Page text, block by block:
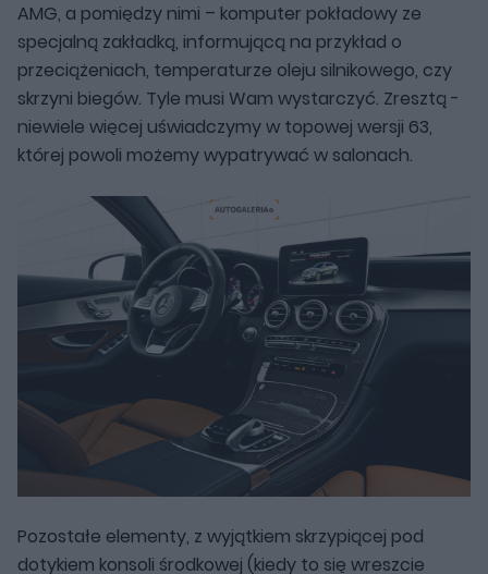
AMG, a pomiędzy nimi – komputer pokładowy ze
specjalną zakładką, informującą na przykład o
przeciążeniach, temperaturze oleju silnikowego, czy
skrzyni biegów. Tyle musi Wam wystarczyć. Zresztą -
niewiele więcej uświadczymy w topowej wersji 63,
której powoli możemy wypatrywać w salonach.
Pozostałe elementy, z wyjątkiem skrzypiącej pod
dotykiem konsoli środkowej (kiedy to się wreszcie